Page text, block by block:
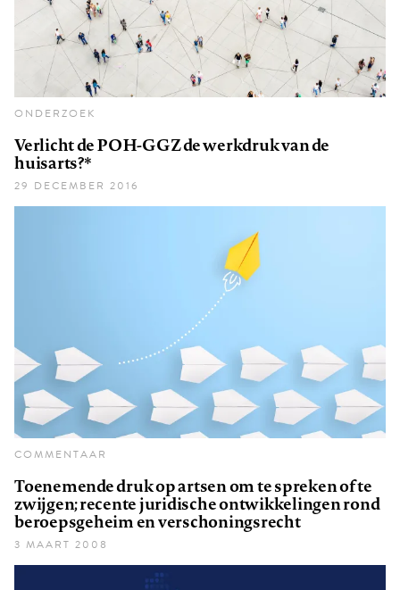
ONDERZOEK
Verlicht de POH-GGZ de werkdruk van de
huisarts?*
29 DECEMBER 2016
COMMENTAAR
Toenemende druk op artsen om te spreken of te
zwijgen; recente juridische ontwikkelingen rond
beroepsgeheim en verschoningsrecht
3 MAART 2008